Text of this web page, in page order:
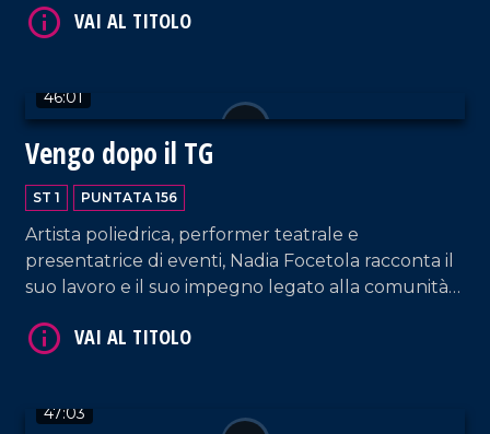
volta erudendoci sui bandi di terzo settore.
46:01
Vengo dopo il TG
ST 1 PUNTATA 156
Artista poliedrica, performer teatrale e
presentatrice di eventi, Nadia Focetola racconta il
suo lavoro e il suo impegno legato alla comunità
47:03
VAI AL TITOLO
VAI AL TITOLO